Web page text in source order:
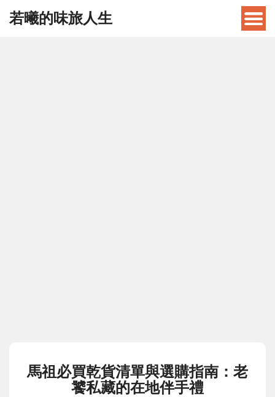
若曦的味旅人生
馬祖必買乾貨清單與選購指南：老
饕私藏的在地伴手禮